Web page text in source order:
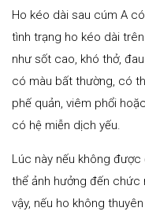
Ho kéo dài sau cúm A
tình trạng ho kéo dài
như sốt cao, khó thở,
có màu bất thường, có
phế quản, viêm phổi
có hệ miễn dịch yếu.
Lúc này nếu không
thể ảnh hưởng đến chức
vậy, nếu ho không